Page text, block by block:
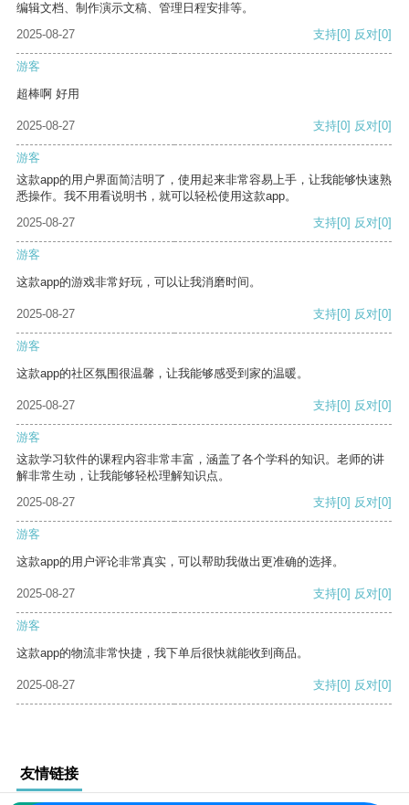
编辑文档、制作演示文稿、管理日程安排等。
2025-08-27
支持[0] 反对[0]
游客
超棒啊 好用
2025-08-27 支持[0] 反对[0]
游客
这款app的用户界面简洁明了，使用起来非常容易上手，让我能够快速熟
悉操作。我不用看说明书，就可以轻松使用这款app。
2025-08-27
支持[0] 反对[0]
游客
这款app的游戏非常好玩，可以让我消磨时间。
2025-08-27 支持[0] 反对[0]
游客
这款app的社区氛围很温馨，让我能够感受到家的温暖。
2025-08-27 支持[0] 反对[0]
游客
这款学习软件的课程内容非常丰富，涵盖了各个学科的知识。老师的讲
解非常生动，让我能够轻松理解知识点。
2025-08-27
支持[0] 反对[0]
游客
这款app的用户评论非常真实，可以帮助我做出更准确的选择。
2025-08-27 支持[0] 反对[0]
游客
这款app的物流非常快捷，我下单后很快就能收到商品。
2025-08-27 支持[0] 反对[0]
友情链接